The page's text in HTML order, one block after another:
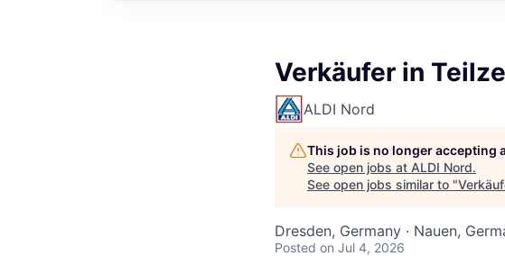
Verkäufer in
ALDI Nord
This job is no longer accepting
See open jobs at ALDI Nord.
See open jobs similar to "
Dresden, Germany · Nauen,
Posted on Jul 4, 2026